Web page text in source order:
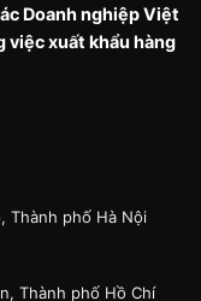
Doanh nghiệp Việt
việc xuất khẩu hàng
Thành phố Hà Nội
Thành phố Hồ Chí